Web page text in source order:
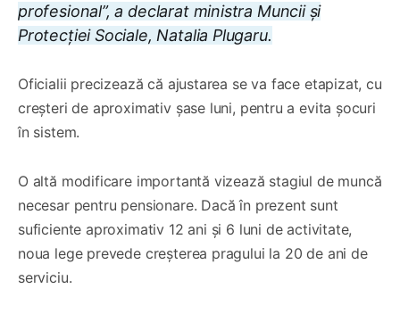
profesional”, a declarat ministra Muncii și
Protecției Sociale, Natalia Plugaru.
Oficialii precizează că ajustarea se va face etapizat, cu
creșteri de aproximativ șase luni, pentru a evita șocuri
în sistem.
O altă modificare importantă vizează stagiul de muncă
necesar pentru pensionare. Dacă în prezent sunt
suficiente aproximativ 12 ani și 6 luni de activitate,
noua lege prevede creșterea pragului la 20 de ani de
serviciu.